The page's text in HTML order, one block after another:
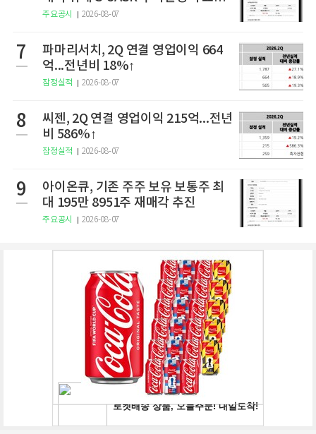
서 제출
주요공시 2026-08-07
7
파마리서치, 2Q 연결 영업이익 664
억...전년비 18%↑
잠정실적 2026-08-07
8
씨젠, 2Q 연결 영업이익 215억...전년
비 586%↑
잠정실적 2026-08-07
9
아이온큐, 기존 주주 보유 보통주 최
대 195만 8951주 재매각 추진
주요공시 2026-08-07